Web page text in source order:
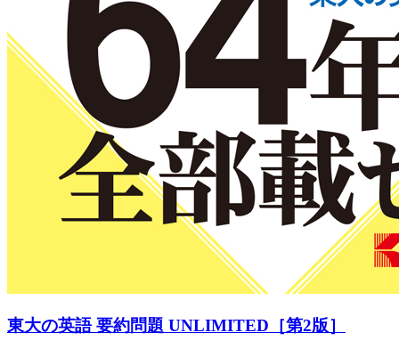
東大の英語 要約問題 UNLIMITED［第2版］